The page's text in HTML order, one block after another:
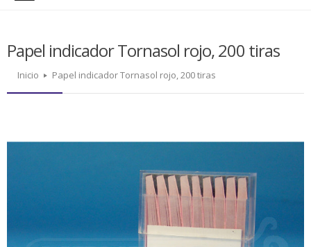
Papel indicador Tornasol rojo, 200 tiras
Inicio Papel indicador Tornasol rojo, 200 tiras